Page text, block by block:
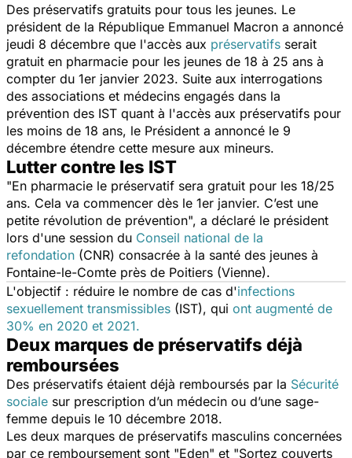
Des préservatifs gratuits pour tous les jeunes. Le
président de la République Emmanuel Macron a annoncé
jeudi 8 décembre que l'accès aux préservatifs serait
gratuit en pharmacie pour les jeunes de 18 à 25 ans à
compter du 1er janvier 2023. Suite aux interrogations
des associations et médecins engagés dans la
prévention des IST quant à l'accès aux préservatifs pour
les moins de 18 ans, le Président a annoncé le 9
décembre étendre cette mesure aux mineurs.
Lutter contre les IST
"En pharmacie le préservatif sera gratuit pour les 18/25
ans. Cela va commencer dès le 1er janvier. C’est une
petite révolution de prévention", a déclaré le président
lors d'une session du Conseil national de la
refondation (CNR) consacrée à la santé des jeunes à
Fontaine-le-Comte près de Poitiers (Vienne).
L'objectif : réduire le nombre de cas d'infections
sexuellement transmissibles (IST), qui ont augmenté de
30% en 2020 et 2021.
Deux marques de préservatifs déjà
remboursées
Des préservatifs étaient déjà remboursés par la Sécurité
sociale sur prescription d’un médecin ou d’une sage-
femme depuis le 10 décembre 2018.
Les deux marques de préservatifs masculins concernées
par ce remboursement sont "Eden" et "Sortez couverts